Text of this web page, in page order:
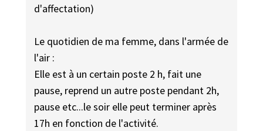
d'affectation)
Le quotidien de ma femme, dans l'armée de
l'air :
Elle est à un certain poste 2 h, fait une
pause, reprend un autre poste pendant 2h,
pause etc...le soir elle peut terminer après
17h en fonction de l'activité.